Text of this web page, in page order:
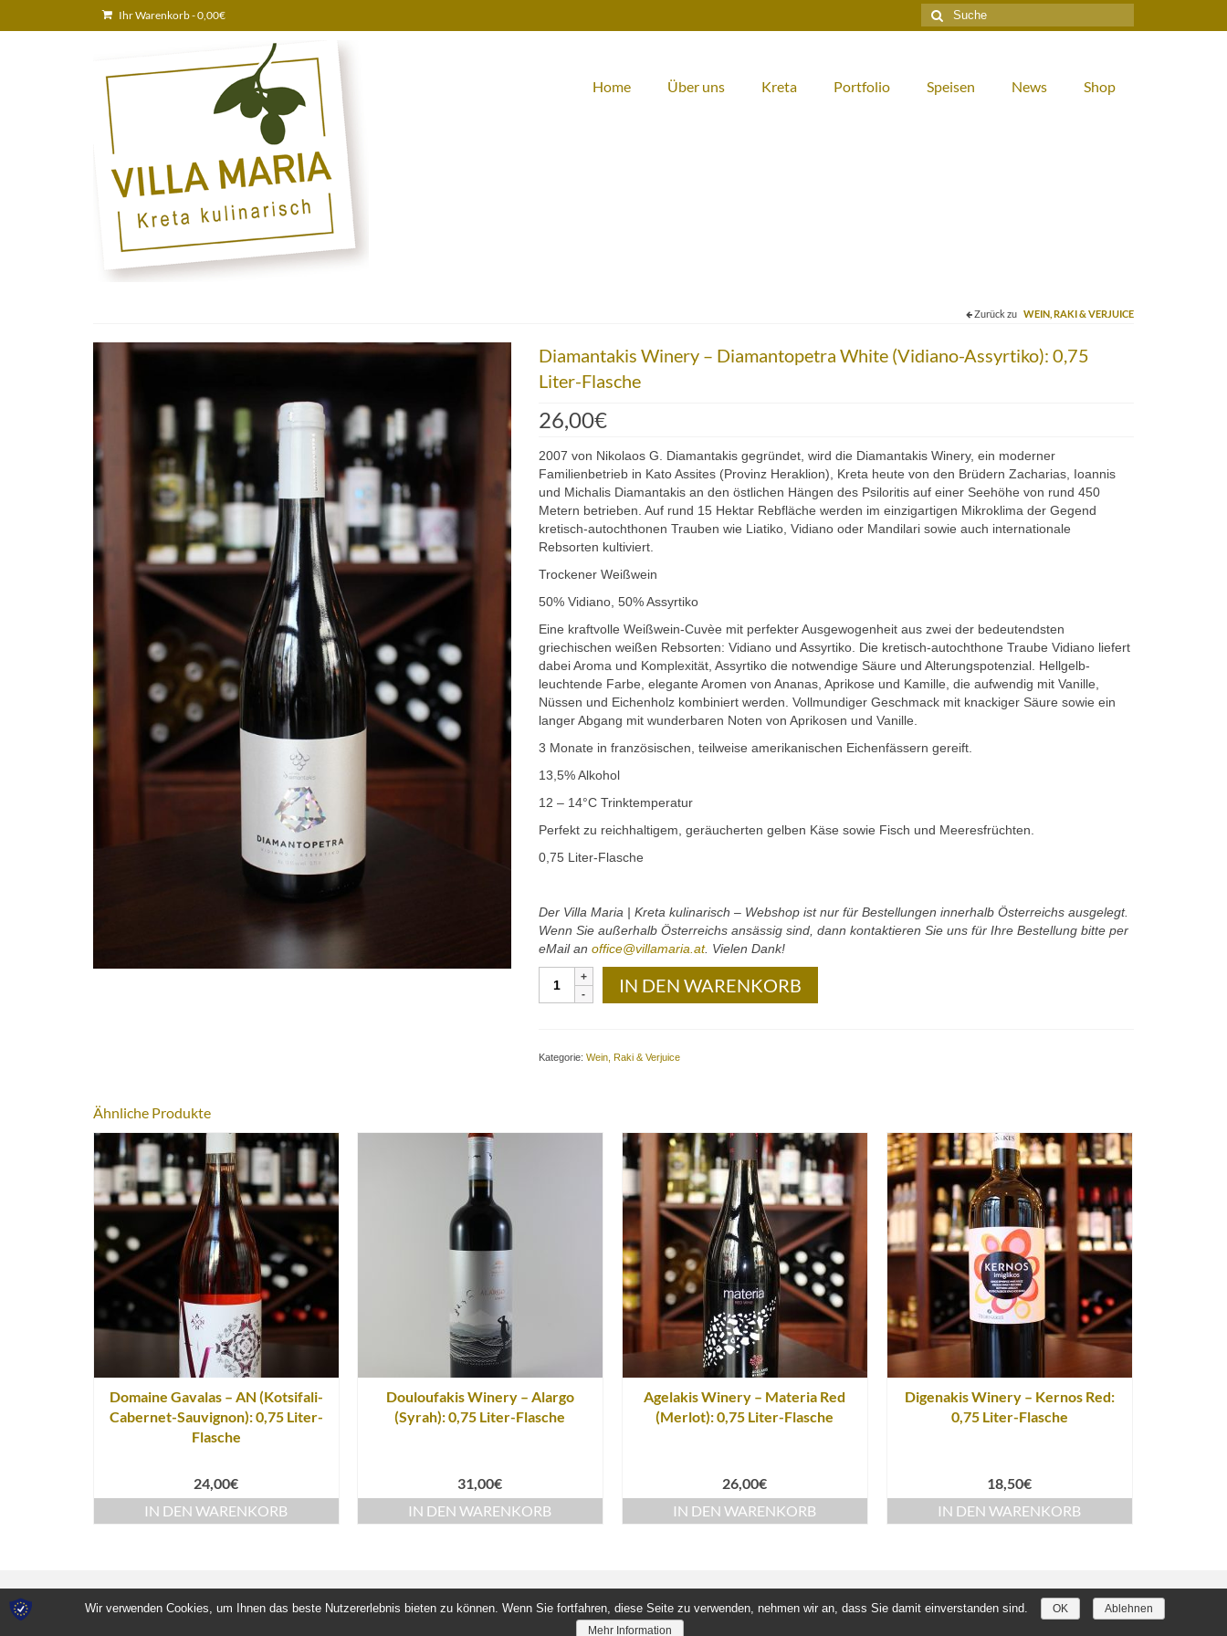
Ihr Warenkorb-0,00€
Suche
nach:
Home Über uns Kreta Portfolio Speisen News Shop
Zurück zu WEIN, RAKI & VERJUICE
Diamantakis Winery – Diamantopetra White (Vidiano-Assyrtiko): 0,75
Liter-Flasche
26,00€
2007 von Nikolaos G. Diamantakis gegründet, wird die Diamantakis Winery, ein moderner
Familienbetrieb in Kato Assites (Provinz Heraklion), Kreta heute von den Brüdern Zacharias, Ioannis
und Michalis Diamantakis an den östlichen Hängen des Psiloritis auf einer Seehöhe von rund 450
Metern betrieben. Auf rund 15 Hektar Rebfläche werden im einzigartigen Mikroklima der Gegend
kretisch-autochthonen Trauben wie Liatiko, Vidiano oder Mandilari sowie auch internationale
Rebsorten kultiviert.
Trockener Weißwein
50% Vidiano, 50% Assyrtiko
Eine kraftvolle Weißwein-Cuvèe mit perfekter Ausgewogenheit aus zwei der bedeutendsten
griechischen weißen Rebsorten: Vidiano und Assyrtiko. Die kretisch-autochthone Traube Vidiano liefert
dabei Aroma und Komplexität, Assyrtiko die notwendige Säure und Alterungspotenzial. Hellgelb-
leuchtende Farbe, elegante Aromen von Ananas, Aprikose und Kamille, die aufwendig mit Vanille,
Nüssen und Eichenholz kombiniert werden. Vollmundiger Geschmack mit knackiger Säure sowie ein
langer Abgang mit wunderbaren Noten von Aprikosen und Vanille.
3 Monate in französischen, teilweise amerikanischen Eichenfässern gereift.
13,5% Alkohol
12 – 14°C Trinktemperatur
Perfekt zu reichhaltigem, geräucherten gelben Käse sowie Fisch und Meeresfrüchten.
0,75 Liter-Flasche
Der Villa Maria | Kreta kulinarisch – Webshop ist nur für Bestellungen innerhalb Österreichs ausgelegt.
Wenn Sie außerhalb Österreichs ansässig sind, dann kontaktieren Sie uns für Ihre Bestellung bitte per
eMail an office@villamaria.at. Vielen Dank!
Diamantakis
Winery
(Vidiano-
IN DEN WARENKORB
Kategorie: Wein, Raki & Verjuice
Ähnliche Produkte
Domaine Gavalas – AN (Kotsifali-
Cabernet-Sauvignon): 0,75 Liter-
Flasche
24,00€
IN DEN WARENKORB
Douloufakis Winery – Alargo
(Syrah): 0,75 Liter-Flasche
31,00€
IN DEN WARENKORB
Agelakis Winery – Materia Red
(Merlot): 0,75 Liter-Flasche
26,00€
IN DEN WARENKORB
Digenakis Winery – Kernos Red:
0,75 Liter-Flasche
18,50€
IN DEN WARENKORB
AGB Impressum
Wir verwenden Cookies, um Ihnen das beste Nutzererlebnis bieten zu können. Wenn Sie fortfahren, diese Seite zu verwenden, nehmen wir an, dass Sie damit einverstanden sind. OK
Ablehnen
Mehr Information